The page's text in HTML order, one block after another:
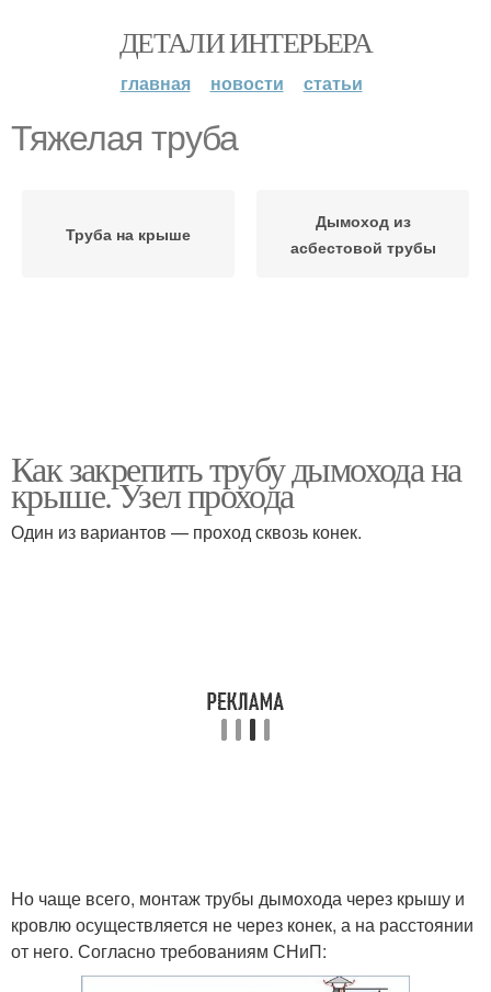
ДЕТАЛИ ИНТЕРЬЕРА
главная новости статьи
Тяжелая труба
Труба на крыше
Дымоход из
асбестовой трубы
Как закрепить трубу дымохода на
крыше. Узел прохода
Один из вариантов — проход сквозь конек.
Но чаще всего, монтаж трубы дымохода через крышу и
кровлю осуществляется не через конек, а на расстоянии
от него. Согласно требованиям СНиП: